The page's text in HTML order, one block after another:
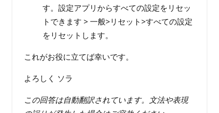
す。設定アプリからすべての設定をリセッ
トできます > 一般>リセット>すべての設定
をリセットします。
これがお役に立てば幸いです。
よろしく ソラ
この回答は自動翻訳されています。文法や表現